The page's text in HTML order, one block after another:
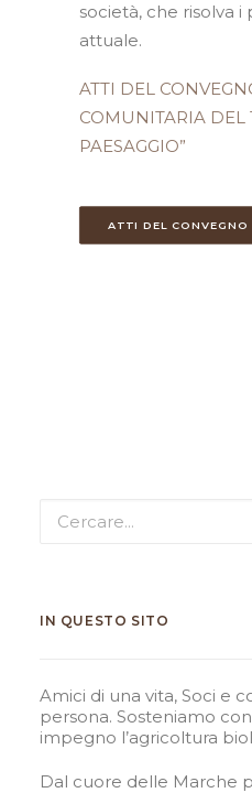
società, che risolva
attuale.
ATTI DEL
COMUNITARIA DEL
PAESAGGIO”
ATTI DEL CONVEGNO
IN QUESTO SITO
Amici di una vita, Soci e
persona. Sosteniamo
impegno l’agricoltura
Dal cuore delle Marche